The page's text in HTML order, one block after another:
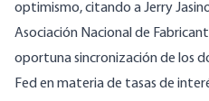
optimismo, citando a Jerry
Asociación Nacional de
oportuna sincronización de los
Fed en materia de tasas de